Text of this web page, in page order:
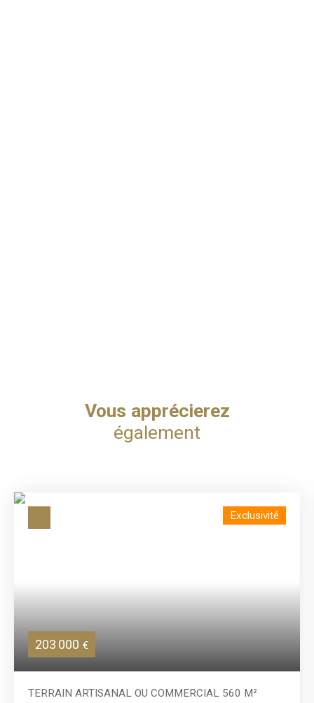
Vous apprécierez
également
203 000 €
Exclusivité
TERRAIN ARTISANAL OU COMMERCIAL 560 M²